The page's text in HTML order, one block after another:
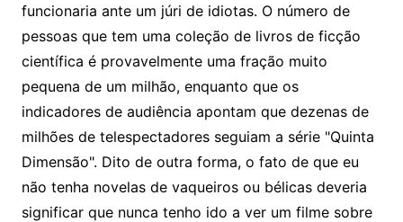
funcionaria ante um júri de idiotas. O número de
pessoas que tem uma coleção de livros de ficção
científica é provavelmente uma fração muito
pequena de um milhão, enquanto que os
indicadores de audiência apontam que dezenas de
milhões de telespectadores seguiam a série "Quinta
Dimensão". Dito de outra forma, o fato de que eu
não tenha novelas de vaqueiros ou bélicas deveria
significar que nunca tenho ido a ver um filme sobre